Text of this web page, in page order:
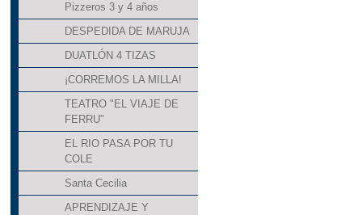
Pizzeros 3 y 4 años
DESPEDIDA DE MARUJA
DUATLÓN 4 TIZAS
¡CORREMOS LA MILLA!
TEATRO "EL VIAJE DE
FERRU"
EL RIO PASA POR TU
COLE
Santa Cecilia
APRENDIZAJE Y